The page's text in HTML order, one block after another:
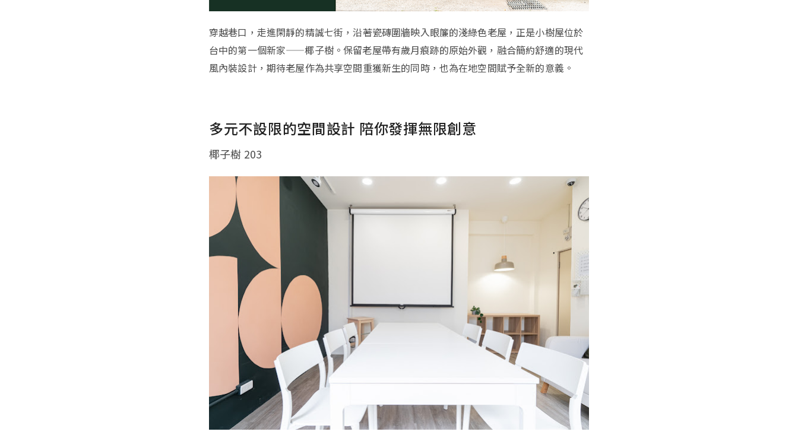
穿越巷口，走進閑靜的精誠七街，沿著瓷磚圍牆映入眼簾的淺綠色老屋，正是小樹屋位於
台中的第一個新家——椰子樹。保留老屋帶有歲月痕跡的原始外觀，融合簡約舒適的現代
風內裝設計，期待老屋作為共享空間重獲新生的同時，也為在地空間賦予全新的意義。
多元不設限的空間設計 陪你發揮無限創意
椰子樹 203